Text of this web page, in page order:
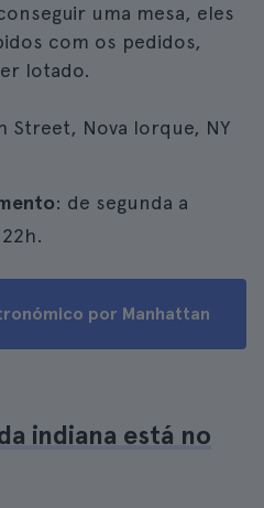
uma mesa, eles
com os pedidos,
lotado.
Street, Nova Iorque, NY
: de segunda a
por Manhattan
indiana está no